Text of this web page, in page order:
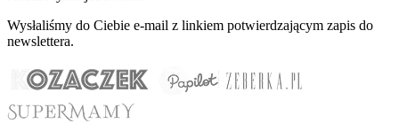
Wysłaliśmy do Ciebie e-mail z linkiem potwierdzającym zapis do
newslettera.